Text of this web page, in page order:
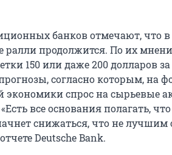
банков отмечают, что
ралли продолжится. По их
150 или даже 200 долларов
согласно которым, на
экономики спрос на сырьевые
все основания полагать,
снижаться, что не лучшим
Deutsche Bank.